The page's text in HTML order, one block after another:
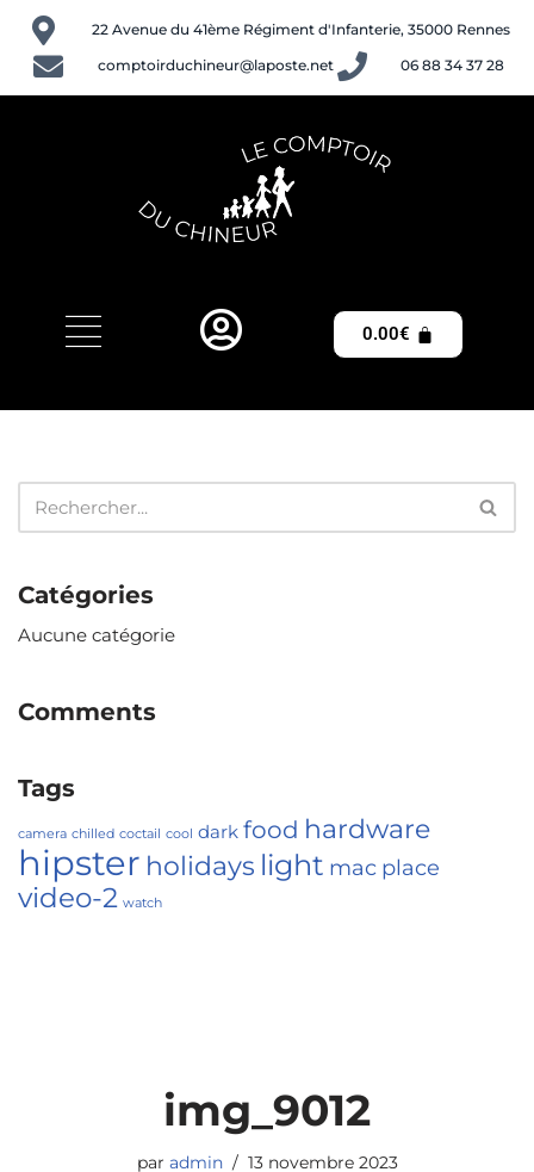
Aller
au
22 Avenue du 41ème Régiment d'Infanterie, 35000 Rennes
comptoirduchineur@laposte.net
06 88 34 37 28
0.00€
Catégories
Aucune catégorie
Comments
Tags
camera chilled coctail cool dark food hardware
hipster holidays light mac place
video-2 watch
img_9012
par admin 13 novembre 2023